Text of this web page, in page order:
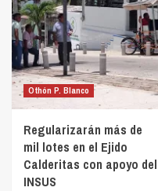
Othón P. Blanco
Regularizarán más de
mil lotes en el Ejido
Calderitas con apoyo del
INSUS